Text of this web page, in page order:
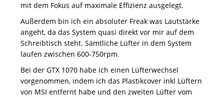
mit dem Fokus auf maximale Effizienz ausgelegt.
Außerdem bin ich ein absoluter Freak was Lautstärke
angeht, da das System quasi direkt vor mir auf dem
Schreibtisch steht. Sämtliche Lüfter in dem System
laufen zwischen 600-750rpm.
Bei der GTX 1070 habe ich einen Lüfterwechsel
vorgenommen, indem ich das Plastikcover inkl Lüftern
von MSI entfernt habe und den zweiten Lüfter vom